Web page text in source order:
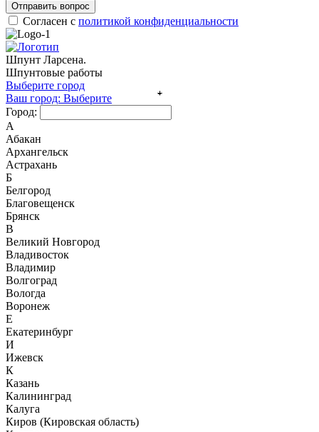
Отправить вопрос
Согласен с политикой конфиденциальности
Шпунт Ларсена.
Шпунтовые работы
Выберите город
Ваш город: Выберите
Город:
А
Абакан
Архангельск
Астрахань
Б
Белгород
Благовещенск
Брянск
В
Великий Новгород
Владивосток
Владимир
Волгоград
Вологда
Воронеж
Е
Екатеринбург
И
Ижевск
К
Казань
Калининград
Калуга
Киров (Кировская область)